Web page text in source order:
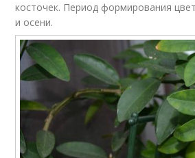
косточек. Период формирования
и осени.